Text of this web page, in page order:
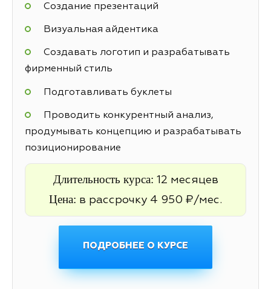
Создание презентаций
Визуальная айдентика
Создавать логотип и разрабатывать
фирменный стиль
Подготавливать буклеты
Проводить конкурентный анализ,
продумывать концепцию и разрабатывать
позиционирование
Длительность курса: 12 месяцев
Цена: в рассрочку 4 950 ₽/мес.
ПОДРОБНЕЕ О КУРСЕ